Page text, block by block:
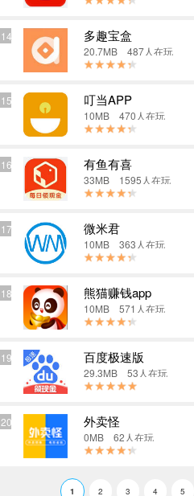
14 多趣宝盒
20.7MB 487人在玩
15 叮当APP
10MB 470人在玩
16 有鱼有喜
33MB 1595人在玩
17 微米君
10MB 363人在玩
18 熊猫赚钱app
10MB 571人在玩
19 百度极速版
29.3MB 53人在玩
20 外卖怪
0MB 62人在玩
1 2 3 4 5